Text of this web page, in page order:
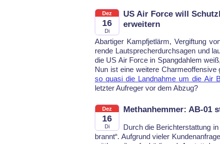
Dez
16
Di
US Air Force will
erweitern
Abar­ti­ger Kampf­jet­lärm, Ver­gif­tung
ren­de Laut­spre­cher­durch­sa­gen und
die US Air For­ce in Spang­dah­lem
Nun ist ei­ne wei­te­re
so qua­si die Land­nah­me um die Air
letz­ter Auf­re­ger vor dem Ab­zug?
Dez
16
Di
Methanhemmer: AB-01
Durch die Be­richt­er­stat­tung
brannt“. Auf­grund vie­ler